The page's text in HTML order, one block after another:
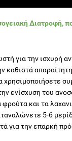
Διατροφή,
για την ισχυρή
καθιστά
χρησιμοποιήσετε
ενίσχυση του
φρούτα και τα
5-6
για την επαρκή